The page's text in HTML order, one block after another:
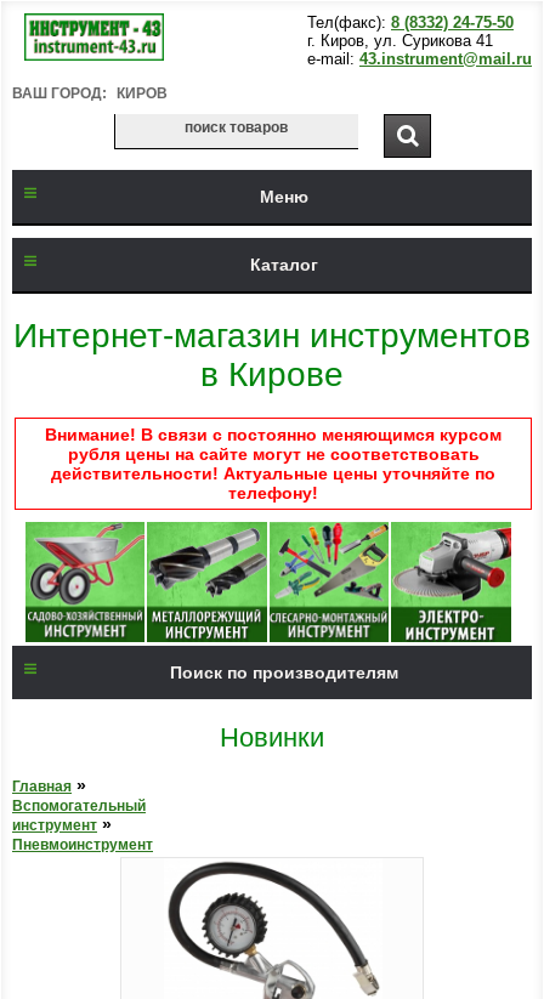
Тел(факс): 8 (8332) 24-75-50
г. Киров, ул. Сурикова 41
e-mail: 43.instrument@mail.ru
ВАШ ГОРОД: КИРОВ
Меню
Каталог
Интернет-магазин инструментов
в Кирове
Внимание! В связи с постоянно меняющимся курсом
рубля цены на сайте могут не соответствовать
действительности! Актуальные цены уточняйте по
телефону!
Поиск по производителям
Новинки
Главная »
Вспомогательный
инструмент »
Пневмоинструмент